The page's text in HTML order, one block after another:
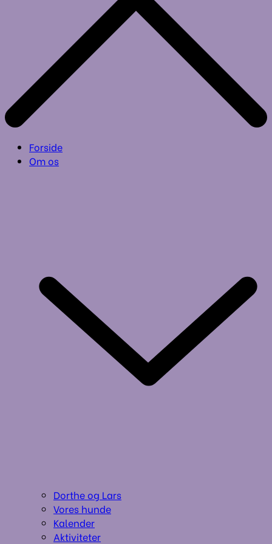
Forside
Om os
Dorthe og Lars
Vores hunde
Kalender
Aktiviteter